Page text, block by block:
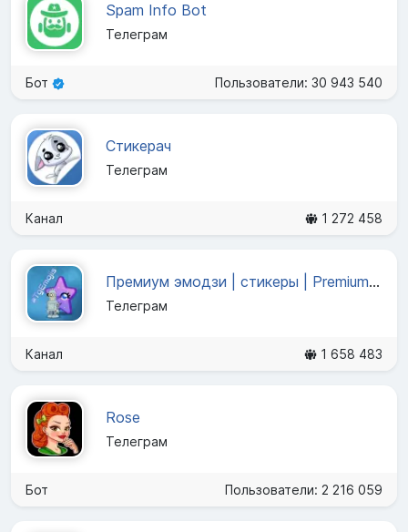
Spam Info Bot
Телеграм
Бот Пользователи: 30 943 540
Стикерач
Телеграм
Канал 1 272 458
Премиум эмодзи | стикеры | Premium Emoji
Телеграм
Канал 1 658 483
Rose
Телеграм
Бот Пользователи: 2 216 059